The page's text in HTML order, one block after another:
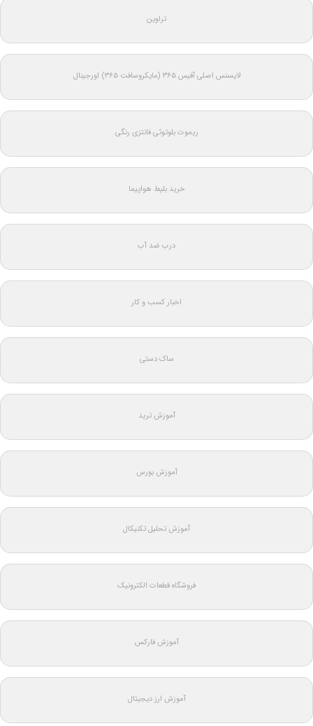
تراوین
لایسنس اصلی آفیس ۳۶۵ (مایکروسافت ۳۶۵) اورجینال
ریموت بلوتوثی فانتزی رنگی
خرید بلیط هواپیما
درب ضد آب
اخبار کسب و کار
ساک دستی
آموزش ترید
آموزش بورس
آموزش تحلیل تکنیکال
فروشگاه قطعات الکترونیک
آموزش فارکس
آموزش ارز دیجیتال